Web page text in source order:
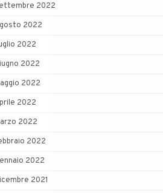
2022
2022
2022
2022
2022
2022
2022
2022
2022
2021